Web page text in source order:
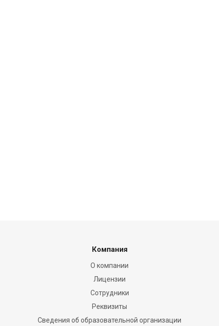
Компания
О компании
Лицензии
Сотрудники
Реквизиты
Сведения об образовательной организации